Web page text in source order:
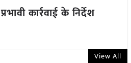
कार्रवाई के निर्देश
View All